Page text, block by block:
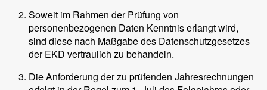
Soweit im Rahmen der Prüfung von
personenbezogenen Daten Kenntnis erlangt wird,
sind diese nach Maßgabe des Datenschutzgesetzes
der EKD vertraulich zu behandeln.
Die Anforderung der zu prüfenden Jahresrechnungen